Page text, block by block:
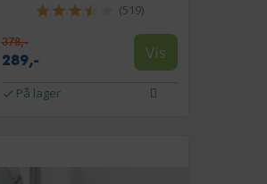
(519)
378,-
289,- Vis
På lager